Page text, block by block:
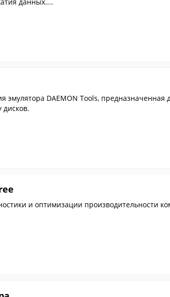
эмулятора DAEMON Tools, предназначенная
дисков.
и оптимизации производительности